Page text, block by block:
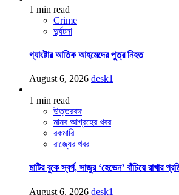
1 min read
Crime
দুর্ঘটনা
গ্যাংষ্টার আতিক আহমেদের পুত্র নিহত
August 6, 2026 desk1
1 min read
উত্তরবঙ্গ
মানব আগ্রহের খবর
রকমারি
রাজ্যের খবর
মাটির বুকে স্বর্গ, সাজুর ‘হেভেন’ বাঁচিয়ে রাখার
August 6, 2026 desk1